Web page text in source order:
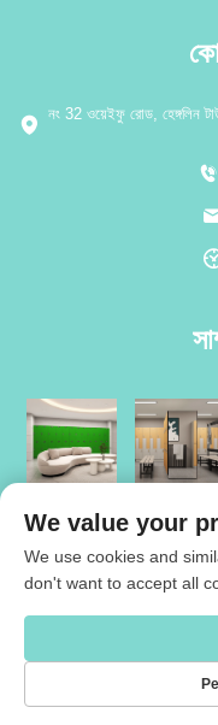
নং 32 ওয়েইফু রোড, হেঙ্গলিন
কপিরাইট © 2026 জিয়াংসু কার্টমে
আমাদের
We value your
We use cookies and
don't want to accept all